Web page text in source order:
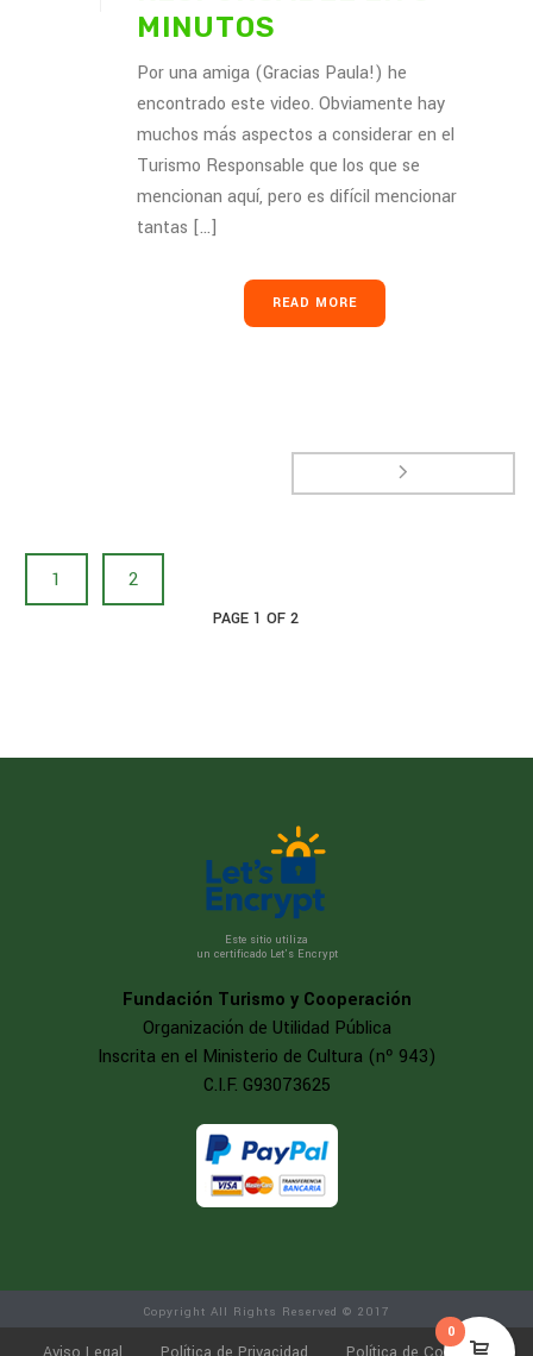
MINUTOS
Por una amiga (Gracias Paula!) he
encontrado este video. Obviamente hay
muchos más aspectos a considerar en el
Turismo Responsable que los que se
mencionan aquí, pero es difícil mencionar
tantas [...]
READ MORE
1 2
PAGE 1 OF 2
Este sitio utiliza
un certificado Let’s Encrypt
Fundación Turismo y Cooperación
Organización de Utilidad Pública
Inscrita en el Ministerio de Cultura (nº 943)
C.I.F. G93073625
Copyright All Rights Reserved © 2017
0